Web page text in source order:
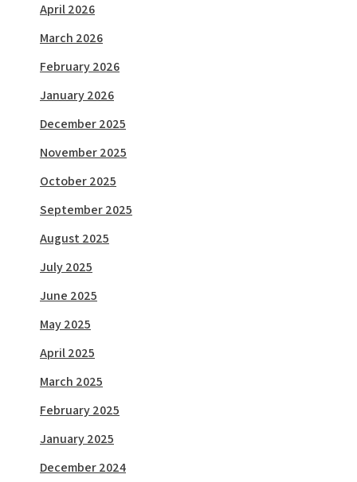
April 2026
March 2026
February 2026
January 2026
December 2025
November 2025
October 2025
September 2025
August 2025
July 2025
June 2025
May 2025
April 2025
March 2025
February 2025
January 2025
December 2024